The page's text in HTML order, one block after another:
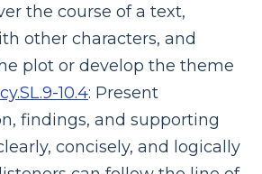
the course of a text,
other characters, and
plot or develop the theme
10.4: Present
findings, and supporting
concisely, and logically